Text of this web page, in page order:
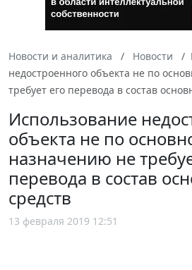
Новости и аналитика Новости
недостроенного объекта не по
требует его перевода в состав
Использование
объекта не по
назначению не
перевода в состав
средств
13 февраля 2019 12:51